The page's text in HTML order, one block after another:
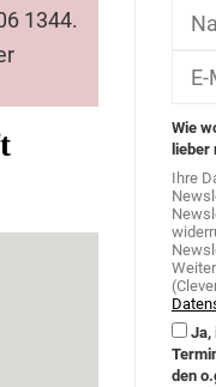
1344.
Wie
lieber
Ihre
Ja,
den